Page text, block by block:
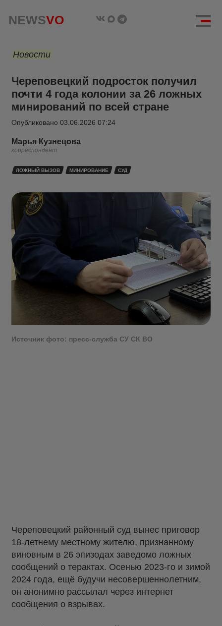
NEWSVO
Новости
Череповецкий подросток получил
почти 4 года колонии за 26 ложных
минирований по всей стране
Опубликовано 03.06.2026 07:24
Марья Кузнецова
корреспондент
ЛОЖНЫЙ ВЫЗОВ МИНИРОВАНИЕ СУД
Источник фото: пресс-служба СУ СК ВО
Череповецкий районный суд вынес приговор
18-летнему местному жителю, признанному
виновным в 26 эпизодах заведомо ложных
сообщений о терактах. Осенью 2023-го и зимой
2024 года, ещё будучи несовершеннолетним,
он анонимно рассылал через интернет
сообщения о взрывах.